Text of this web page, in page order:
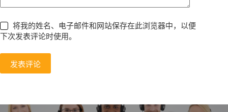
将我的姓名、电子邮件和网站保存在此浏览器中，以便
下次发表评论时使用。
发表评论